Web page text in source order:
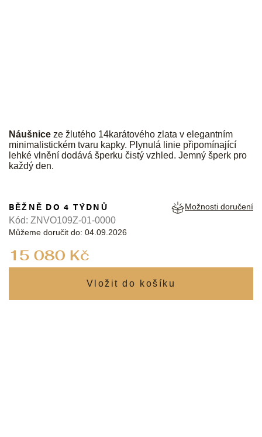
Náušnice ze žlutého 14karátového zlata v elegantním
minimalistickém tvaru kapky. Plynulá linie připomínající
lehké vlnění dodává šperku čistý vzhled. Jemný šperk pro
každý den.
15 080 Kč
BĚŽNĚ DO 4 TÝDNŮ
Můžeme doručit do: 04.09.2026
Možnosti doručení
Kód: ZNVO109Z-01-0000